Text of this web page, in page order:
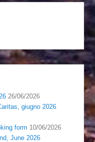
26/06/2026
giugno 2026
form 10/06/2026
June 2026